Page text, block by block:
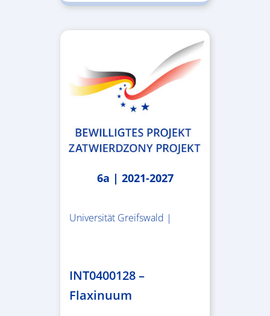
6a | 2021-2027
Universität Greifswald |
INT0400128 –
Flaxinuum